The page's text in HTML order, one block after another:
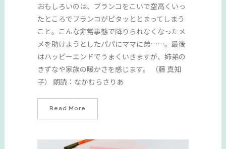
おもしろいのは、ブランコをこいで空高くいっ
たところでブランコがピタッととまってしまう
こと。こんな非常事態で降りられなくなったメ
メを助けようとしたパパにママに弟……。最後
はハッピーエンドでうまくいきますが、姉弟の
きずなや家族の暖かさを感じます。 （藤 真知
子） 朗読：なかむらさりあ
Read More